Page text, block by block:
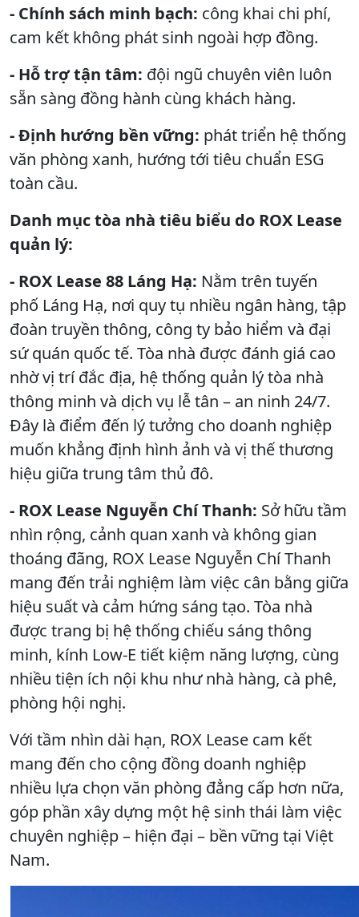
- Chính sách minh bạch: công khai chi phí,
cam kết không phát sinh ngoài hợp đồng.
- Hỗ trợ tận tâm: đội ngũ chuyên viên luôn
sẵn sàng đồng hành cùng khách hàng.
- Định hướng bền vững: phát triển hệ thống
văn phòng xanh, hướng tới tiêu chuẩn ESG
toàn cầu.
Danh mục tòa nhà tiêu biểu do ROX Lease
quản lý:
- ROX Lease 88 Láng Hạ: Nằm trên tuyến
phố Láng Hạ, nơi quy tụ nhiều ngân hàng, tập
đoàn truyền thông, công ty bảo hiểm và đại
sứ quán quốc tế. Tòa nhà được đánh giá cao
nhờ vị trí đắc địa, hệ thống quản lý tòa nhà
thông minh và dịch vụ lễ tân – an ninh 24/7.
Đây là điểm đến lý tưởng cho doanh nghiệp
muốn khẳng định hình ảnh và vị thế thương
hiệu giữa trung tâm thủ đô.
- ROX Lease Nguyễn Chí Thanh: Sở hữu tầm
nhìn rộng, cảnh quan xanh và không gian
thoáng đãng, ROX Lease Nguyễn Chí Thanh
mang đến trải nghiệm làm việc cân bằng giữa
hiệu suất và cảm hứng sáng tạo. Tòa nhà
được trang bị hệ thống chiếu sáng thông
minh, kính Low-E tiết kiệm năng lượng, cùng
nhiều tiện ích nội khu như nhà hàng, cà phê,
phòng hội nghị.
Với tầm nhìn dài hạn, ROX Lease cam kết
mang đến cho cộng đồng doanh nghiệp
nhiều lựa chọn văn phòng đẳng cấp hơn nữa,
góp phần xây dựng một hệ sinh thái làm việc
chuyên nghiệp – hiện đại – bền vững tại Việt
Nam.